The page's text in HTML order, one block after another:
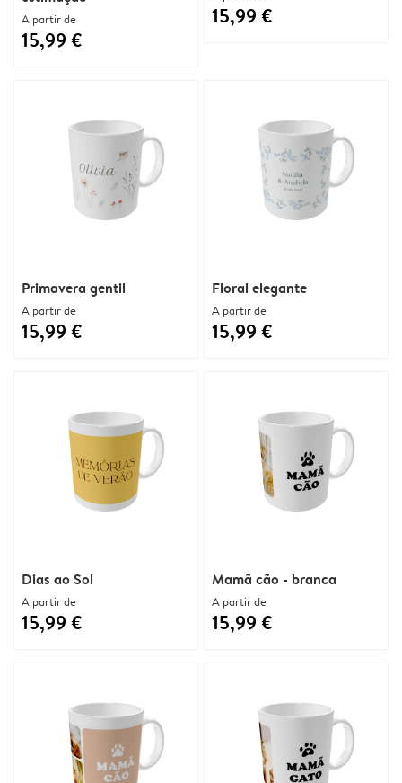
A partir de
15,99 €
15,99 €
Primavera gentil
A partir de
15,99 €
Floral elegante
A partir de
15,99 €
Dias ao Sol
A partir de
15,99 €
Mamã cão - branca
A partir de
15,99 €